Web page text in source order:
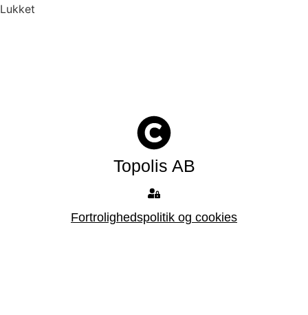
Lukket
Topolis AB
Fortrolighedspolitik og cookies